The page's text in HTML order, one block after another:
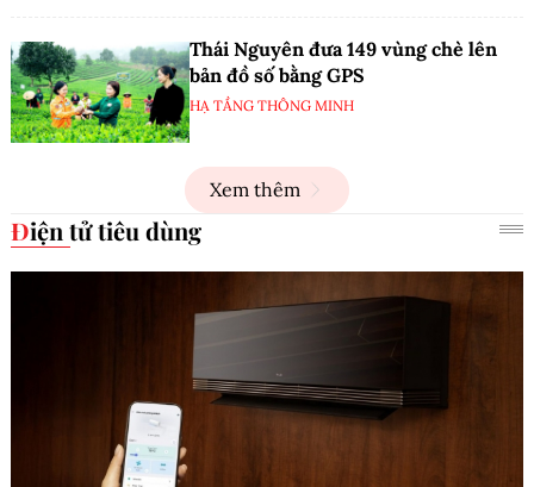
Thái Nguyên đưa 149 vùng chè lên
bản đồ số bằng GPS
HẠ TẦNG THÔNG MINH
Xem thêm
Điện tử tiêu dùng